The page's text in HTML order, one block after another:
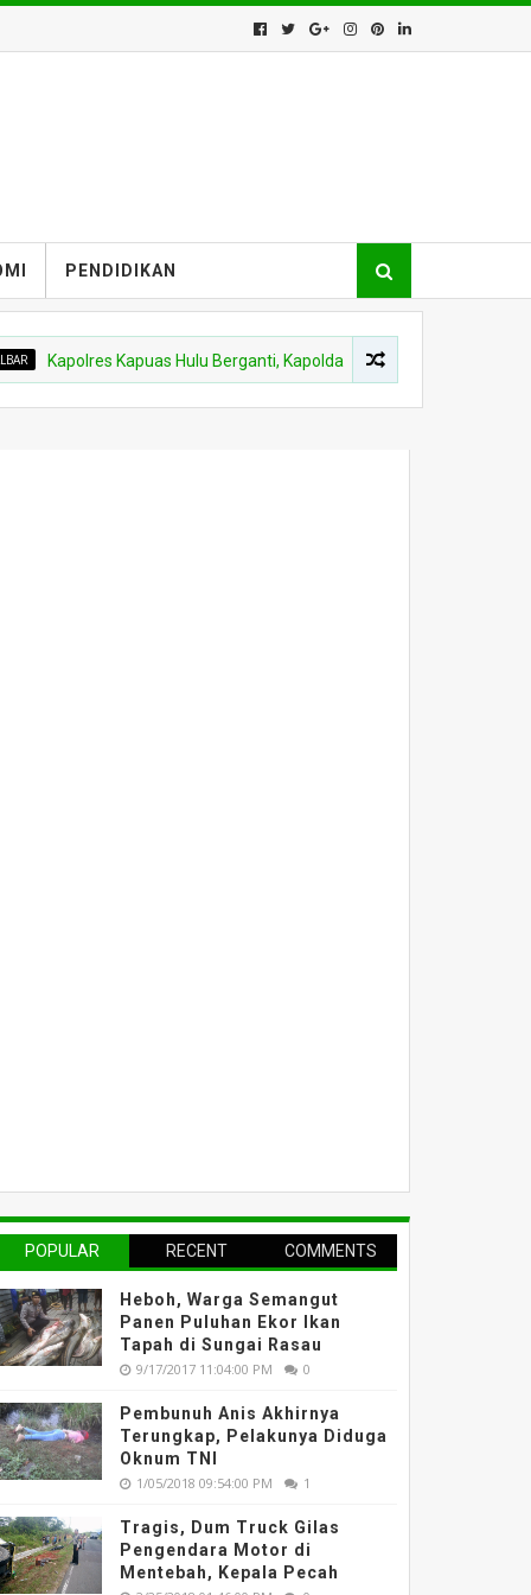
PENDIDIKAN
Kapolres Kapuas Hulu Berganti, Kapolda Pimpin Sertijab Sejumlah
POPULAR RECENT COMMENTS
Heboh, Warga Semangut
Panen Puluhan Ekor Ikan
Tapah di Sungai Rasau
9/17/2017 11:04:00 PM 0
Pembunuh Anis Akhirnya
Terungkap, Pelakunya Diduga
Oknum TNI
1/05/2018 09:54:00 PM 1
Tragis, Dum Truck Gilas
Pengendara Motor di
Mentebah, Kepala Pecah